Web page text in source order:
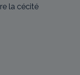
la cécité